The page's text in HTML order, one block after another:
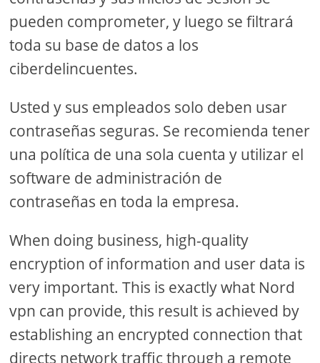
pueden comprometer, y luego se filtrará
toda su base de datos a los
ciberdelincuentes.
Usted y sus empleados solo deben usar
contraseñas seguras. Se recomienda tener
una política de una sola cuenta y utilizar el
software de administración de
contraseñas en toda la empresa.
When doing business, high-quality
encryption of information and user data is
very important. This is exactly what Nord
vpn can provide, this result is achieved by
establishing an encrypted connection that
directs network traffic through a remote